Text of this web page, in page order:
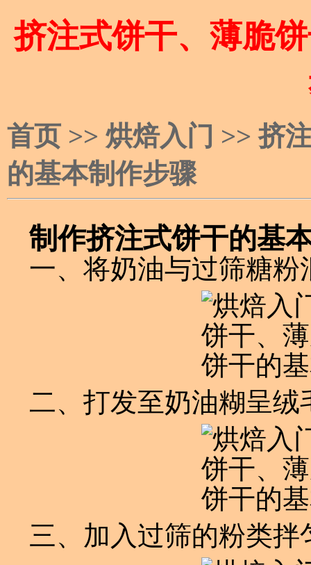
挤注式饼干、薄脆
首页 >> 烘焙入门 >>挤
的基本制作步骤
制作挤注式饼干的基
一、将奶油与过筛糖
二、打发至奶油糊呈绒
三、加入过筛的粉类拌